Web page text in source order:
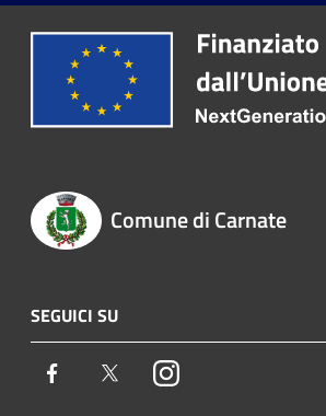
Comune di Carnate
SEGUICI SU
Facebook TwitterInstagram